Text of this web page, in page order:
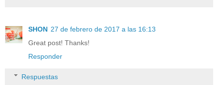
SHON 27 de febrero de 2017 a las 16:13
Great post! Thanks!
Responder
Respuestas